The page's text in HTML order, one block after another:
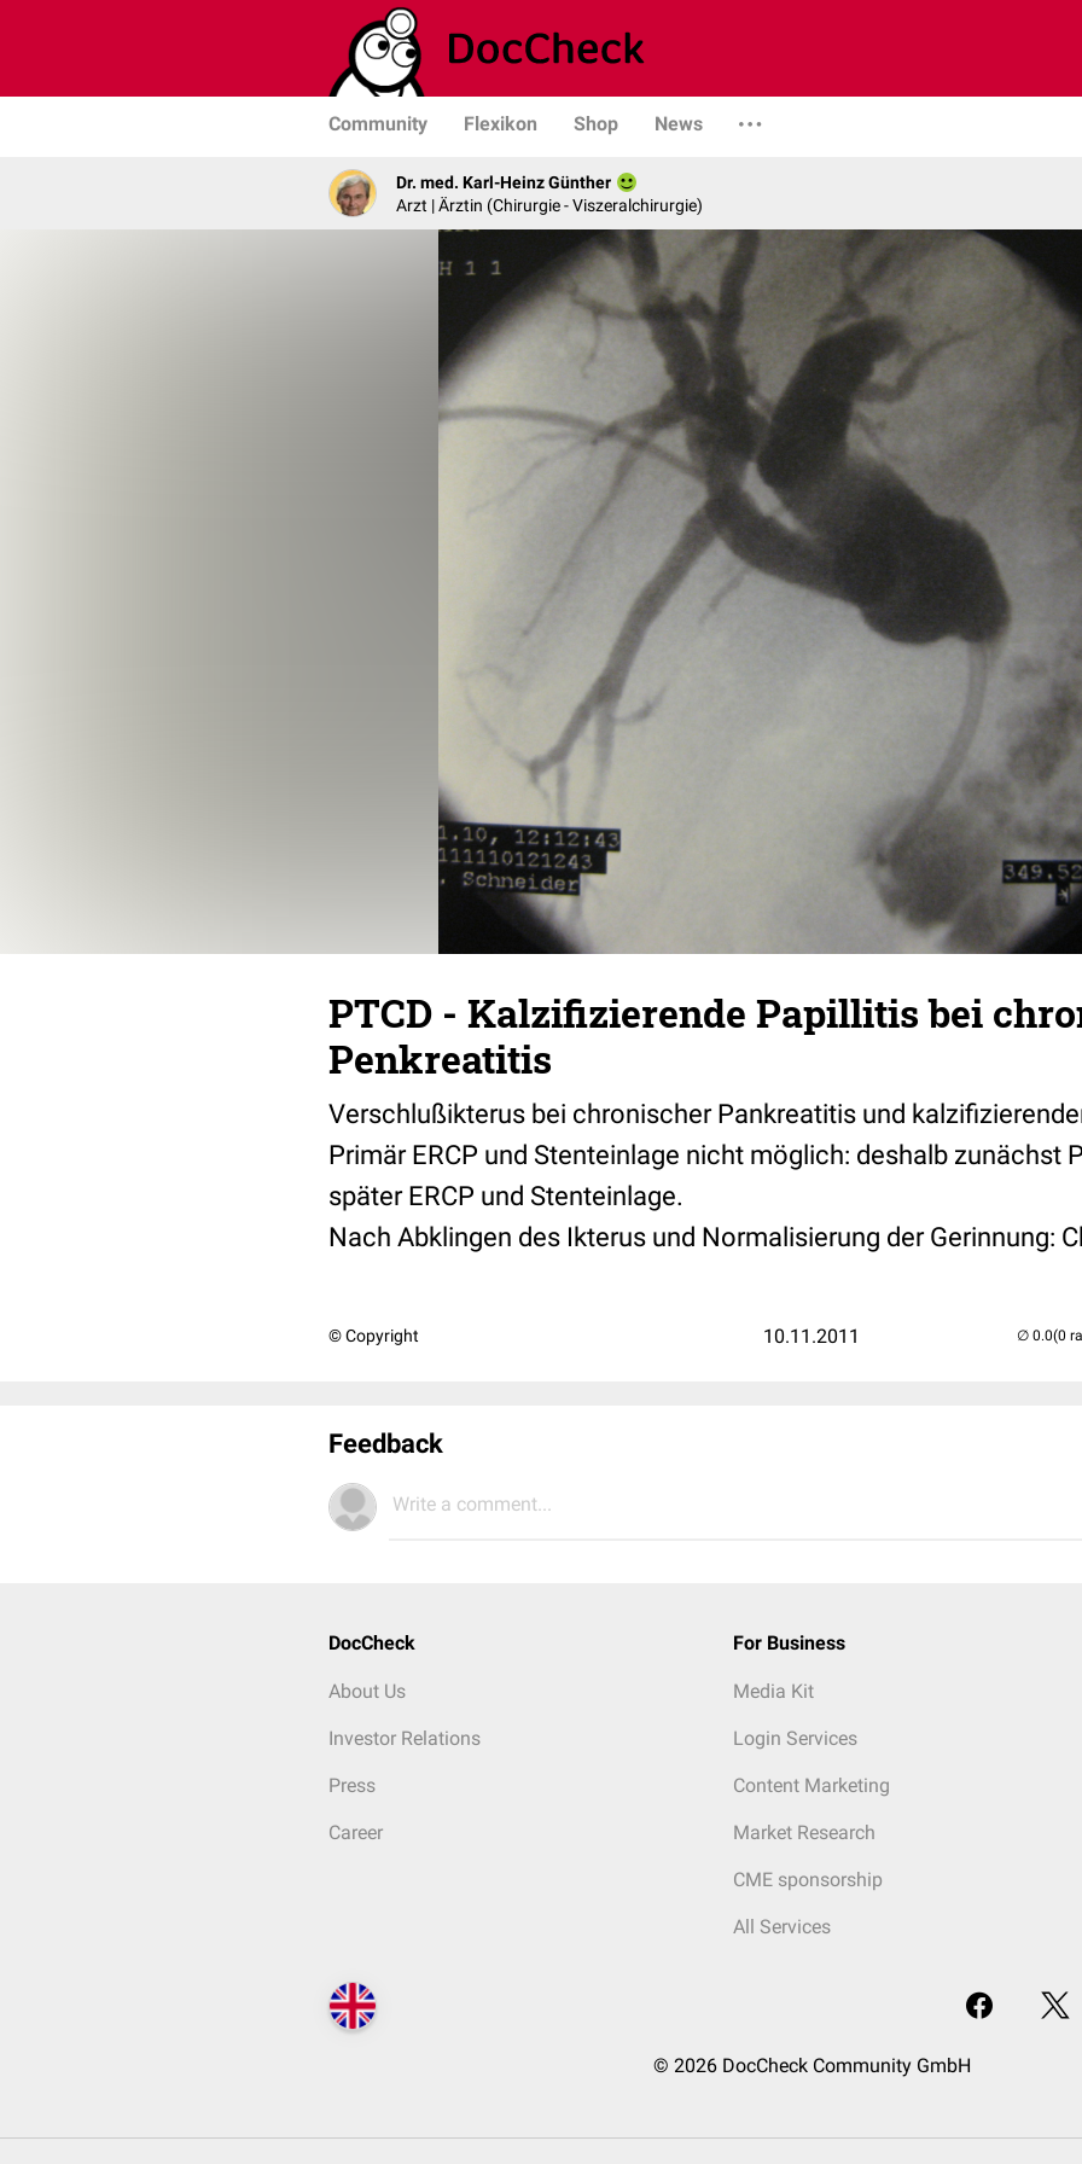
Community Flexikon Shop News
Dr. med. Karl-Heinz Günther
Arzt | Ärztin (Chirurgie - Viszeralchirurgie)
PTCD - Kalzifizierende Papillitis bei
Penkreatitis
Verschlußikterus bei chronischer Pankreatitis und
Primär ERCP und Stenteinlage nicht möglich: deshalb zunächst
später ERCP und Stenteinlage.
Nach Abklingen des Ikterus und Normalisierung der Gerinnung:
© Copyright 10.11.2011 (0
Feedback
Write a comment...
DocCheck
About Us
Investor Relations
Press
Career
For Business
Media Kit
Login Services
Content Marketing
Market Research
CME sponsorship
All Services
© 2026 DocCheck Community GmbH